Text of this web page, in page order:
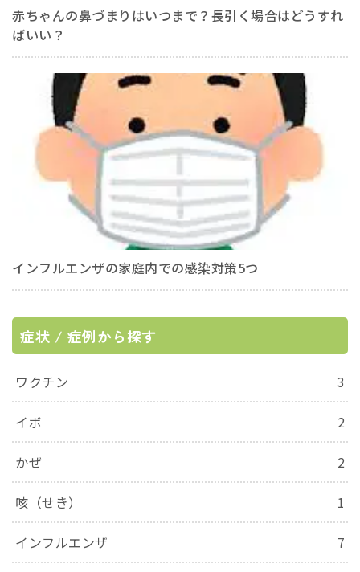
赤ちゃんの鼻づまりはいつまで？長引く場合はどうすれ
ばいい？
インフルエンザの家庭内での感染対策5つ
症状 / 症例から探す
ワクチン 3
イボ 2
かぜ 2
咳（せき） 1
インフルエンザ 7